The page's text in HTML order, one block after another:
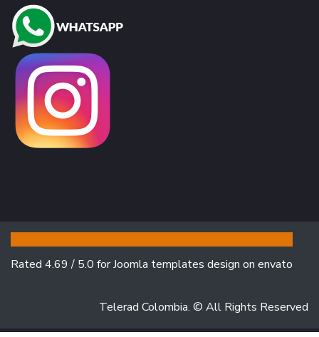
Rated 4.69 / 5.0 for Joomla templates design on envato
Telerad Colombia. © All Rights Reserved